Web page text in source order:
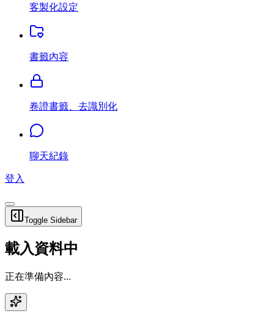
客製化設定
書籤內容
卷證書籤、去識別化
聊天紀錄
登入
Toggle Sidebar
載入資料中
正在準備內容...